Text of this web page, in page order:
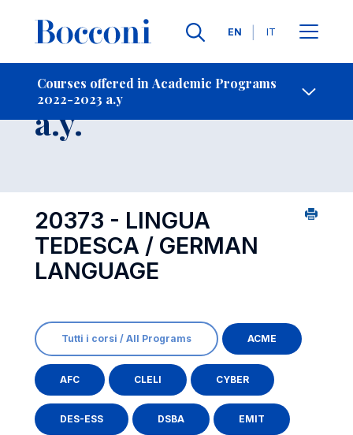
Languages
EN IT
Courses offered in Academic Programs
2022-2023 a.y
- Contact Us
Course 2022-2023
a.y.
20373 - LINGUA
TEDESCA / GERMAN
LANGUAGE
Tutti i corsi / All Programs ACME
AFC CLELI CYBER
DES-ESS DSBA EMIT